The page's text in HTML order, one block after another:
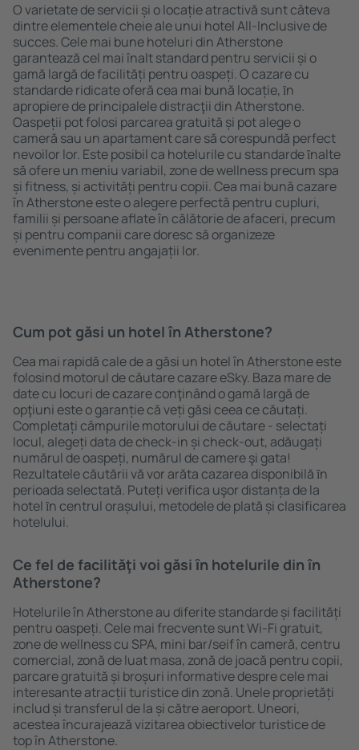
O varietate de servicii și o locație atractivă sunt câteva
dintre elementele cheie ale unui hotel All-Inclusive de
succes. Cele mai bune hoteluri din Atherstone
garantează cel mai înalt standard pentru servicii și o
gamă largă de facilități pentru oaspeți. O cazare cu
standarde ridicate oferă cea mai bună locație, ȋn
apropiere de principalele distracţii din Atherstone.
Oaspeții pot folosi parcarea gratuită și pot alege o
cameră sau un apartament care să corespundă perfect
nevoilor lor. Este posibil ca hotelurile cu standarde ȋnalte
să ofere un meniu variabil, zone de wellness precum spa
și fitness, și activități pentru copii. Cea mai bună cazare
în Atherstone este o alegere perfectă pentru cupluri,
familii și persoane aflate în călătorie de afaceri, precum
și pentru companii care doresc să organizeze
evenimente pentru angajații lor.
Cum pot găsi un hotel în Atherstone?
Cea mai rapidă cale de a găsi un hotel în Atherstone este
folosind motorul de căutare cazare eSky. Baza mare de
date cu locuri de cazare conţinând o gamă largă de
opţiuni este o garanție că veți găsi ceea ce căutați.
Completați câmpurile motorului de căutare - selectați
locul, alegeți data de check-in și check-out, adăugați
numărul de oaspeți, numărul de camere şi gata!
Rezultatele căutării vă vor arăta cazarea disponibilă ȋn
perioada selectată. Puteți verifica uşor distanța de la
hotel ȋn centrul orașului, metodele de plată și clasificarea
hotelului.
Ce fel de facilităţi voi găsi ȋn hotelurile din în
Atherstone?
Hotelurile în Atherstone au diferite standarde și facilități
pentru oaspeți. Cele mai frecvente sunt Wi-Fi gratuit,
zone de wellness cu SPA, mini bar/seif în cameră, centru
comercial, zonă de luat masa, zonă de joacă pentru copii,
parcare gratuită și broșuri informative despre cele mai
interesante atracții turistice din zonă. Unele proprietăți
includ și transferul de la și către aeroport. Uneori,
acestea încurajează vizitarea obiectivelor turistice de
top în Atherstone.